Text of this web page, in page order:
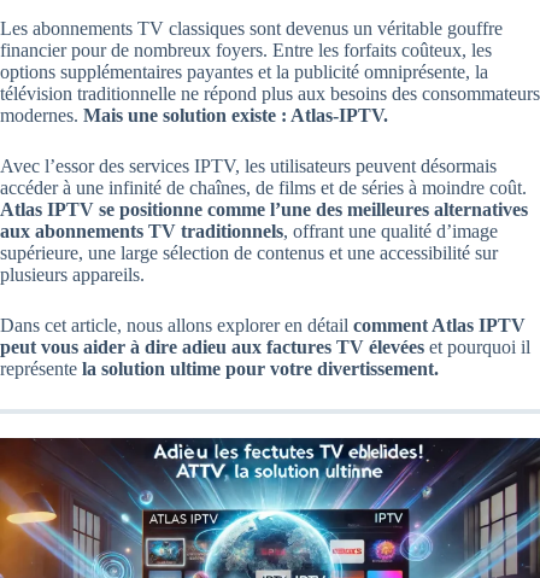
Les abonnements TV classiques sont devenus un véritable gouffre
financier pour de nombreux foyers. Entre les forfaits coûteux, les
options supplémentaires payantes et la publicité omniprésente, la
télévision traditionnelle ne répond plus aux besoins des consommateurs
modernes. Mais une solution existe : Atlas-IPTV.
Avec l’essor des services IPTV, les utilisateurs peuvent désormais
accéder à une infinité de chaînes, de films et de séries à moindre coût.
Atlas IPTV se positionne comme l’une des meilleures alternatives
aux abonnements TV traditionnels, offrant une qualité d’image
supérieure, une large sélection de contenus et une accessibilité sur
plusieurs appareils.
Dans cet article, nous allons explorer en détail comment Atlas IPTV
peut vous aider à dire adieu aux factures TV élevées et pourquoi il
représente la solution ultime pour votre divertissement.